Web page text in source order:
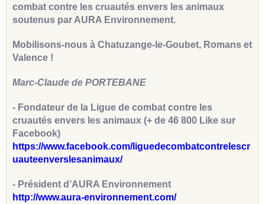
combat contre les cruautés envers les animaux
soutenus par AURA Environnement.
Mobilisons-nous à Chatuzange-le-Goubet, Romans et
Valence !
Marc-Claude de PORTEBANE
- Fondateur de la Ligue de combat contre les
cruautés envers les animaux (+ de 46 800 Like sur
Facebook)
https://www.facebook.com/liguedecombatcontrelescr
uauteenverslesanimaux/
- Président d’AURA Environnement
http://www.aura-environnement.com/